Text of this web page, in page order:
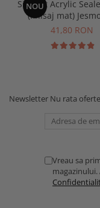
NOU
Sigilant Acrylic
(finisaj mat) Jesmonite
pentru
41,80 RON
Newsletter Nu rata
Vreau sa